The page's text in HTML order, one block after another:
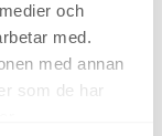
och
med.
med annan
som de har
genomtänkt
sedan kan